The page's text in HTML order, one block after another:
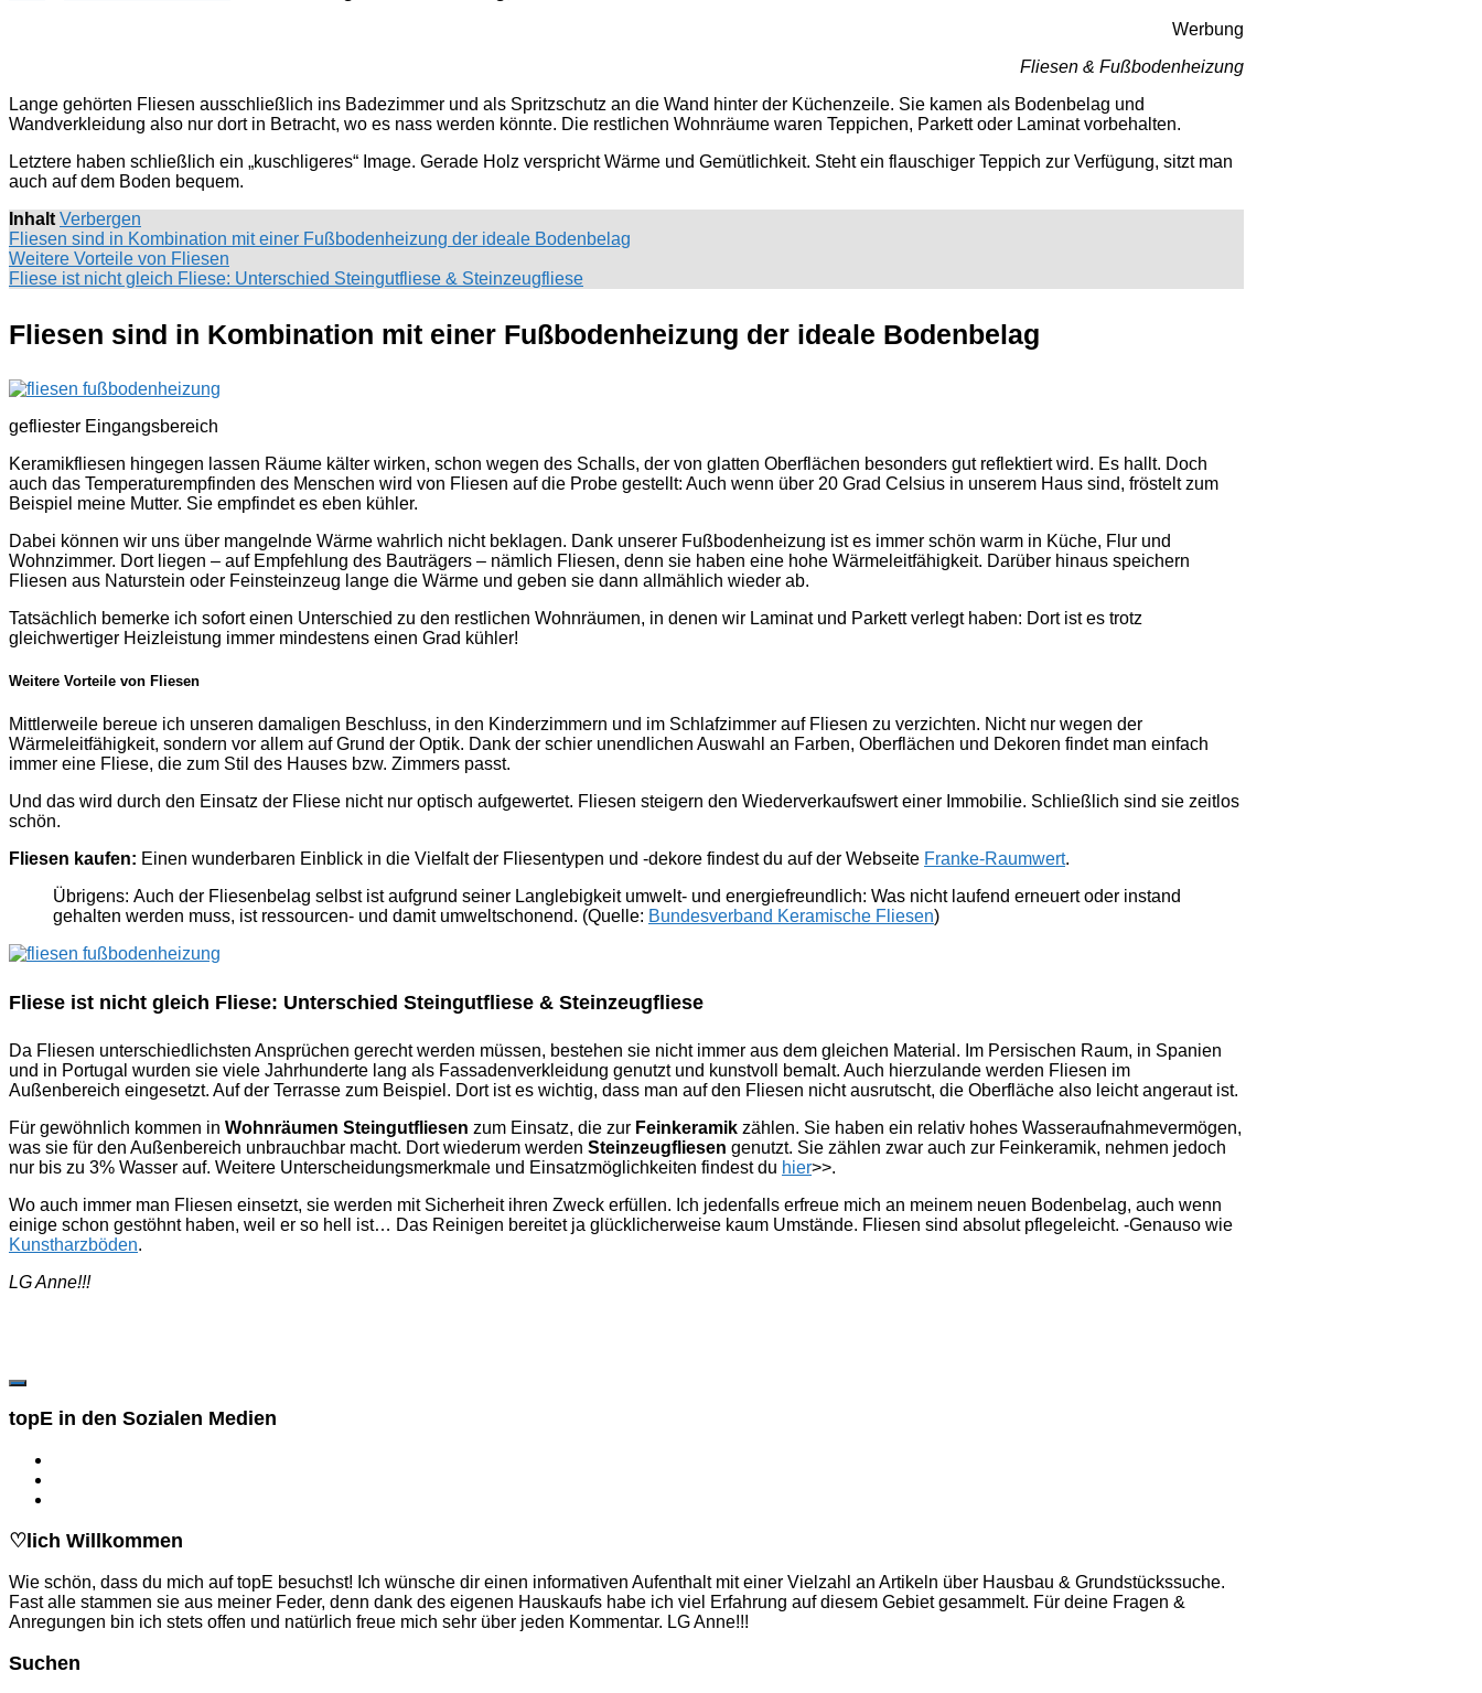
Werbung
Fliesen & Fußbodenheizung
Lange gehörten Fliesen ausschließlich ins Badezimmer und als Spritzschutz an die Wand hinter der Küchenzeile. Sie kamen als Bodenbelag und
Wandverkleidung also nur dort in Betracht, wo es nass werden könnte. Die restlichen Wohnräume waren Teppichen, Parkett oder Laminat vorbehalten.
Letztere haben schließlich ein „kuschligeres“ Image. Gerade Holz verspricht Wärme und Gemütlichkeit. Steht ein flauschiger Teppich zur Verfügung, sitzt man
auch auf dem Boden bequem.
Inhalt Verbergen
Fliesen sind in Kombination mit einer Fußbodenheizung der ideale Bodenbelag
Weitere Vorteile von Fliesen
Fliese ist nicht gleich Fliese: Unterschied Steingutfliese & Steinzeugfliese
Fliesen sind in Kombination mit einer Fußbodenheizung der ideale Bodenbelag
gefliester Eingangsbereich
Keramikfliesen hingegen lassen Räume kälter wirken, schon wegen des Schalls, der von glatten Oberflächen besonders gut reflektiert wird. Es hallt. Doch
auch das Temperaturempfinden des Menschen wird von Fliesen auf die Probe gestellt: Auch wenn über 20 Grad Celsius in unserem Haus sind, fröstelt zum
Beispiel meine Mutter. Sie empfindet es eben kühler.
Dabei können wir uns über mangelnde Wärme wahrlich nicht beklagen. Dank unserer Fußbodenheizung ist es immer schön warm in Küche, Flur und
Wohnzimmer. Dort liegen – auf Empfehlung des Bauträgers – nämlich Fliesen, denn sie haben eine hohe Wärmeleitfähigkeit. Darüber hinaus speichern
Fliesen aus Naturstein oder Feinsteinzeug lange die Wärme und geben sie dann allmählich wieder ab.
Tatsächlich bemerke ich sofort einen Unterschied zu den restlichen Wohnräumen, in denen wir Laminat und Parkett verlegt haben: Dort ist es trotz
gleichwertiger Heizleistung immer mindestens einen Grad kühler!
Weitere Vorteile von Fliesen
Mittlerweile bereue ich unseren damaligen Beschluss, in den Kinderzimmern und im Schlafzimmer auf Fliesen zu verzichten. Nicht nur wegen der
Wärmeleitfähigkeit, sondern vor allem auf Grund der Optik. Dank der schier unendlichen Auswahl an Farben, Oberflächen und Dekoren findet man einfach
immer eine Fliese, die zum Stil des Hauses bzw. Zimmers passt.
Und das wird durch den Einsatz der Fliese nicht nur optisch aufgewertet. Fliesen steigern den Wiederverkaufswert einer Immobilie. Schließlich sind sie zeitlos
schön.
Fliesen kaufen: Einen wunderbaren Einblick in die Vielfalt der Fliesentypen und -dekore findest du auf der Webseite Franke-Raumwert.
Übrigens: Auch der Fliesenbelag selbst ist aufgrund seiner Langlebigkeit umwelt- und energiefreundlich: Was nicht laufend erneuert oder instand
gehalten werden muss, ist ressourcen- und damit umweltschonend. (Quelle: Bundesverband Keramische Fliesen)
Fliese ist nicht gleich Fliese: Unterschied Steingutfliese & Steinzeugfliese
Da Fliesen unterschiedlichsten Ansprüchen gerecht werden müssen, bestehen sie nicht immer aus dem gleichen Material. Im Persischen Raum, in Spanien
und in Portugal wurden sie viele Jahrhunderte lang als Fassadenverkleidung genutzt und kunstvoll bemalt. Auch hierzulande werden Fliesen im
Außenbereich eingesetzt. Auf der Terrasse zum Beispiel. Dort ist es wichtig, dass man auf den Fliesen nicht ausrutscht, die Oberfläche also leicht angeraut ist.
Für gewöhnlich kommen in Wohnräumen Steingutfliesen zum Einsatz, die zur Feinkeramik zählen. Sie haben ein relativ hohes Wasseraufnahmevermögen,
was sie für den Außenbereich unbrauchbar macht. Dort wiederum werden Steinzeugfliesen genutzt. Sie zählen zwar auch zur Feinkeramik, nehmen jedoch
nur bis zu 3% Wasser auf. Weitere Unterscheidungsmerkmale und Einsatzmöglichkeiten findest du hier>>.
Wo auch immer man Fliesen einsetzt, sie werden mit Sicherheit ihren Zweck erfüllen. Ich jedenfalls erfreue mich an meinem neuen Bodenbelag, auch wenn
einige schon gestöhnt haben, weil er so hell ist… Das Reinigen bereitet ja glücklicherweise kaum Umstände. Fliesen sind absolut pflegeleicht. -Genauso wie
Kunstharzböden.
LG Anne!!!
topE in den Sozialen Medien
♡lich Willkommen
Wie schön, dass du mich auf topE besuchst! Ich wünsche dir einen informativen Aufenthalt mit einer Vielzahl an Artikeln über Hausbau & Grundstückssuche.
Fast alle stammen sie aus meiner Feder, denn dank des eigenen Hauskaufs habe ich viel Erfahrung auf diesem Gebiet gesammelt. Für deine Fragen &
Anregungen bin ich stets offen und natürlich freue mich sehr über jeden Kommentar. LG Anne!!!
Suchen